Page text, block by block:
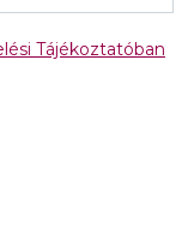
Tájékoztatóban